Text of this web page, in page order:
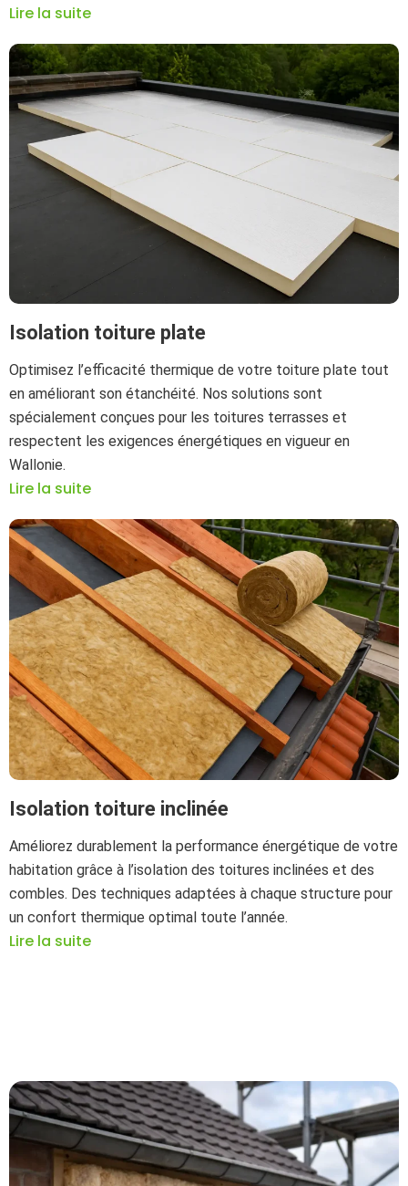
Lire la suite
Isolation toiture plate
Optimisez l’efficacité thermique de votre toiture plate tout
en améliorant son étanchéité. Nos solutions sont
spécialement conçues pour les toitures terrasses et
respectent les exigences énergétiques en vigueur en
Wallonie.
Lire la suite
Isolation toiture inclinée
Améliorez durablement la performance énergétique de votre
habitation grâce à l’isolation des toitures inclinées et des
combles. Des techniques adaptées à chaque structure pour
un confort thermique optimal toute l’année.
Lire la suite